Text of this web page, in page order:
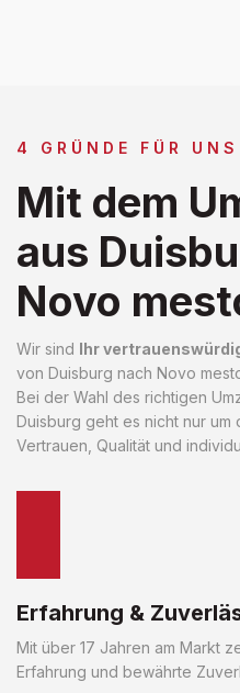
4 GRÜNDE FÜR UNS
Mit dem
aus
Novo
Wir sind Ihr
von Duisburg nach Novo
Bei der Wahl des richtigen
Duisburg geht es nicht nur um
Vertrauen, Qualität und
Erfahrung &
Mit über 17 Jahren am Markt
Erfahrung und bewährte